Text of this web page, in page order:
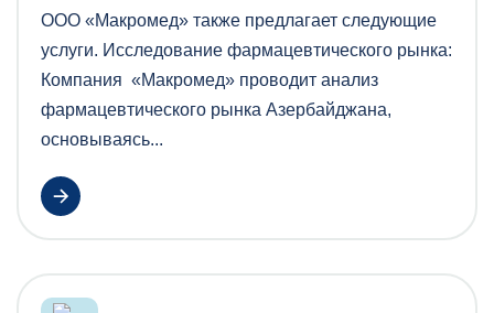
ООО «Макромед» также предлагает следующие
услуги. Исследование фармацевтического рынка:
Компания «Макромед» проводит анализ
фармацевтического рынка Азербайджана,
основываясь...